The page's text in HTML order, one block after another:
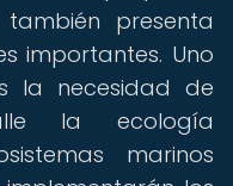
presenta
importantes. Uno
la necesidad de
la ecología
marinos